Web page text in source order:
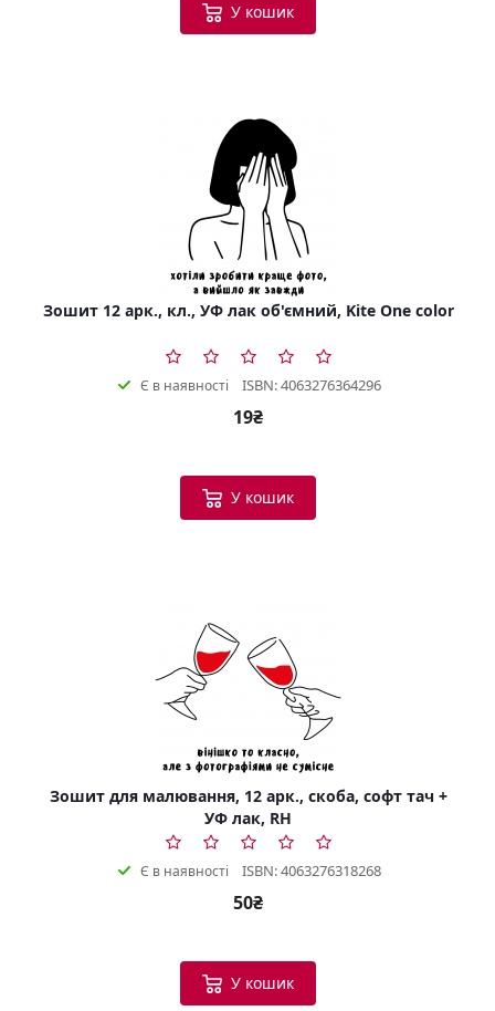
У кошик
Зошит 12 арк., кл., УФ лак об'ємний, Kite One color
Є в наявності ISBN: 4063276364296
19₴
У кошик
Зошит для малювання, 12 арк., скоба, софт тач +
УФ лак, RH
Є в наявності ISBN: 4063276318268
50₴
У кошик